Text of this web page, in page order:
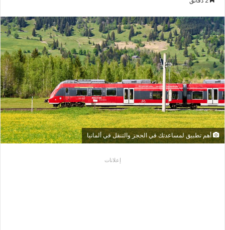
أهم تطبيق لمساعدتك في الحجز والتنقل في ألمانيا
إعلانات